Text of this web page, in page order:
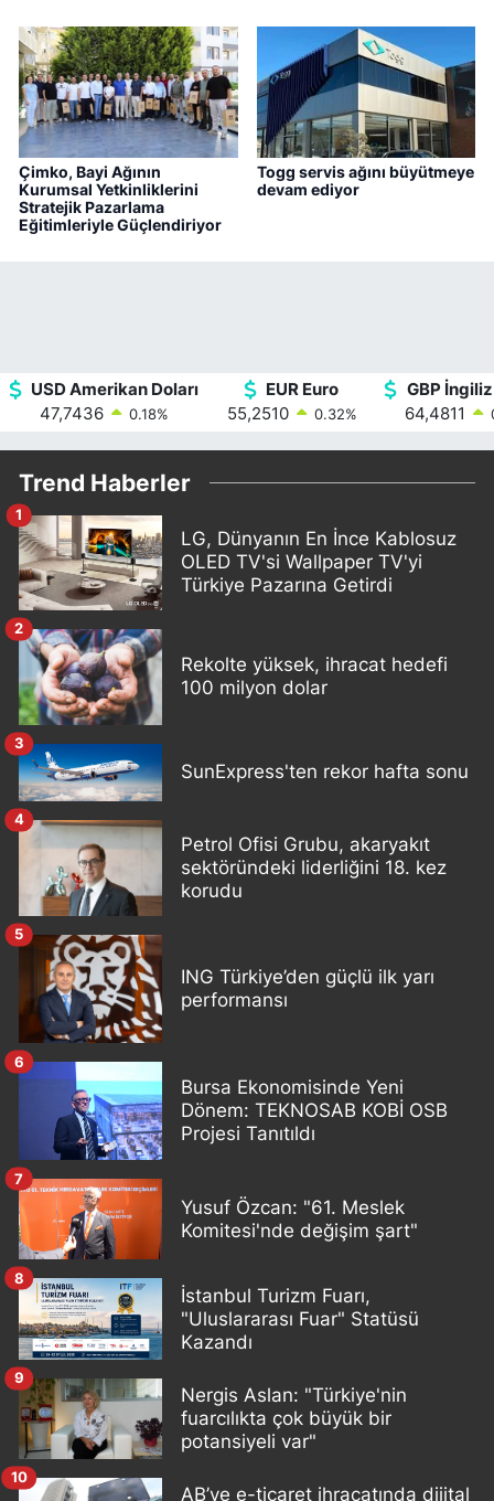
Çimko, Bayi Ağının
Kurumsal Yetkinliklerini
Stratejik Pazarlama
Eğitimleriyle Güçlendiriyor
Togg servis ağını büyütmeye
devam ediyor
USD Amerikan Doları
47,7436
0.18%
EUR Euro
55,2510
0.32%
GBP
64,4811
Trend Haberler
LG, Dünyanın En İnce Kablosuz
OLED TV'si Wallpaper TV'yi
Türkiye Pazarına Getirdi
1
Rekolte yüksek, ihracat hedefi
100 milyon dolar
2
SunExpress'ten rekor hafta sonu
3
Petrol Ofisi Grubu, akaryakıt
sektöründeki liderliğini 18. kez
korudu
4
ING Türkiye’den güçlü ilk yarı
performansı
5
Bursa Ekonomisinde Yeni
Dönem: TEKNOSAB KOBİ OSB
Projesi Tanıtıldı
6
Yusuf Özcan: "61. Meslek
Komitesi'nde değişim şart"
7
İstanbul Turizm Fuarı,
"Uluslararası Fuar" Statüsü
Kazandı
8
Nergis Aslan: "Türkiye'nin
fuarcılıkta çok büyük bir
potansiyeli var"
9
AB’ye e-ticaret ihracatında dijital
10